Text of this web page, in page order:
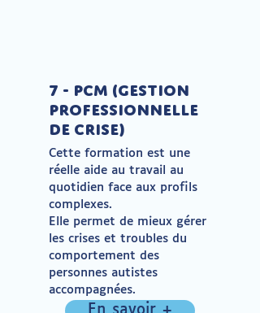
7 - PCM (Gestion
Professionnelle
de Crise)
Cette formation est une
réelle aide au travail au
quotidien face aux profils
complexes.
Elle permet de mieux gérer
les crises et troubles du
comportement des
personnes autistes
accompagnées.